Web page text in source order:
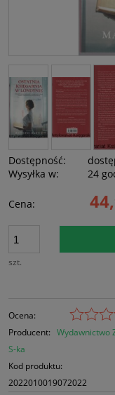
Dostępność:
Wysyłka w:
24
Cena:
szt.
Ocena:
Producent: Wydawnictwo
S-ka
Kod produktu:
2022010019072022